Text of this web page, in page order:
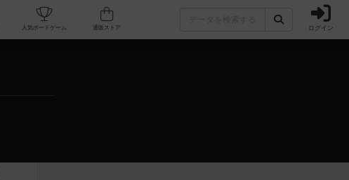
カフェ/店舗 人気ボードゲーム ログイン